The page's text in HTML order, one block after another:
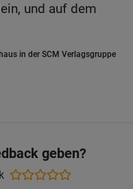
und auf dem
in der SCM Verlagsgruppe
geben?